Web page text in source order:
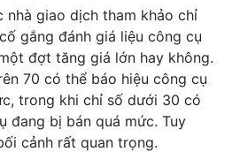
nhà giao dịch tham khảo chỉ
gắng đánh giá liệu công cụ
đợt tăng giá lớn hay không.
70 có thể báo hiệu công cụ
trong khi chỉ số dưới 30 có
đang bị bán quá mức. Tuy
cảnh rất quan trọng.